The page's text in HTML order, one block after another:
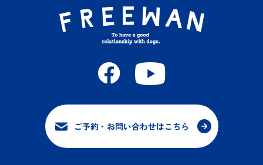
ご予約・お問い合わせはこちら